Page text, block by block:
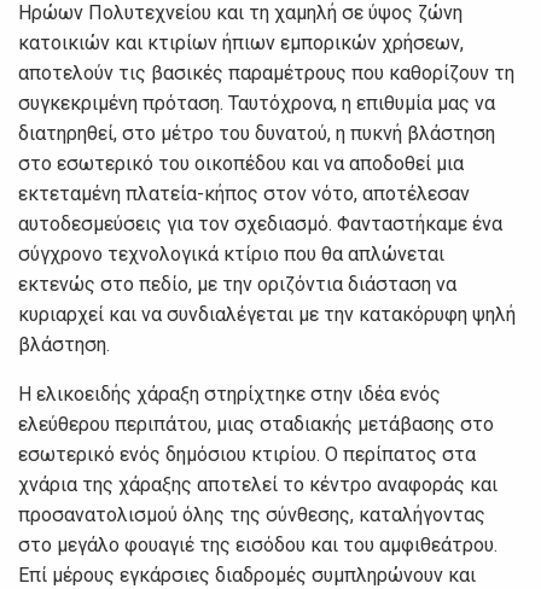
Ηρώων Πολυτεχνείου και τη χαμηλή σε ύψος ζώνη
κατοικιών και κτιρίων ήπιων εμπορικών χρήσεων,
αποτελούν τις βασικές παραμέτρους που καθορίζουν τη
συγκεκριμένη πρόταση. Ταυτόχρονα, η επιθυμία μας να
διατηρηθεί, στο μέτρο του δυνατού, η πυκνή βλάστηση
στο εσωτερικό του οικοπέδου και να αποδοθεί μια
εκτεταμένη πλατεία-κήπος στον νότο, αποτέλεσαν
αυτοδεσμεύσεις για τον σχεδιασμό. Φανταστήκαμε ένα
σύγχρονο τεχνολογικά κτίριο που θα απλώνεται
εκτενώς στο πεδίο, με την οριζόντια διάσταση να
κυριαρχεί και να συνδιαλέγεται με την κατακόρυφη ψηλή
βλάστηση.
Η ελικοειδής χάραξη στηρίχτηκε στην ιδέα ενός
ελεύθερου περιπάτου, μιας σταδιακής μετάβασης στο
εσωτερικό ενός δημόσιου κτιρίου. Ο περίπατος στα
χνάρια της χάραξης αποτελεί το κέντρο αναφοράς και
προσανατολισμού όλης της σύνθεσης, καταλήγοντας
στο μεγάλο φουαγιέ της εισόδου και του αμφιθεάτρου.
Επί μέρους εγκάρσιες διαδρομές συμπληρώνουν και